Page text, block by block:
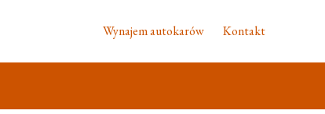
Wynajem autokarów Kontakt